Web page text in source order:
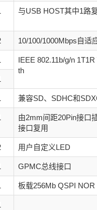
与USB HOST其中1路
10/100/1000Mbps自适
IEEE 802.11b/g/n
th
兼容SD、SDHC和
由2mm间距20Pin接口
接口复用
用户自定义LED
GPMC总线接口
板载256Mb QSPI NOR